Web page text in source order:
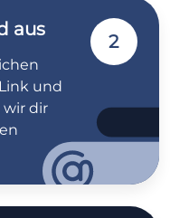
aus
und
wir dir
2